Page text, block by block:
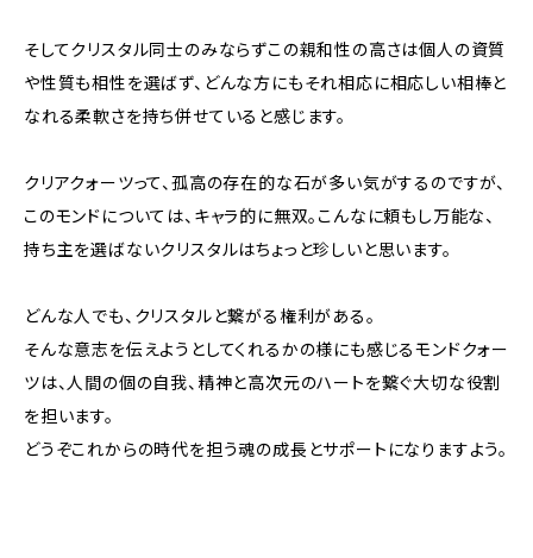
そしてクリスタル同士のみならずこの親和性の高さは個人の資質
や性質も相性を選ばず、どんな方にもそれ相応に相応しい相棒と
なれる柔軟さを持ち併せていると感じます。
クリアクォーツって、孤高の存在的な石が多い気がするのですが、
このモンドについては、キャラ的に無双。こんなに頼もし万能な、
持ち主を選ばないクリスタルはちょっと珍しいと思います。
どんな人でも、クリスタルと繋がる権利がある。
そんな意志を伝えようとしてくれるかの様にも感じるモンドクォー
ツは、人間の個の自我、精神と高次元のハートを繋ぐ大切な役割
を担います。
どうぞこれからの時代を担う魂の成長とサポートになりますよう。